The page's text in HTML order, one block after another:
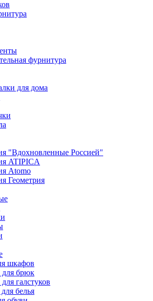
фурнитура
для дома
"Вдохновленные Россией"
ATIPICA
Atomo
Геометрия
шкафов
брюк
галстуков
белья